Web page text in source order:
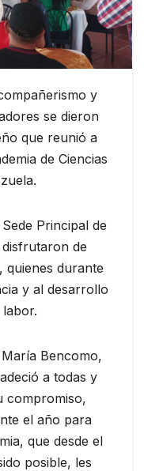
y
se dieron
que reunió a
de Ciencias
Principal de
de
quienes durante
y al desarrollo
labor.
Bencomo,
a todas y
compromiso,
el año para
que desde el
posible, les